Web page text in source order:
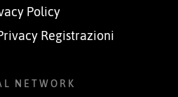
Policy
Registrazioni
NETWORK